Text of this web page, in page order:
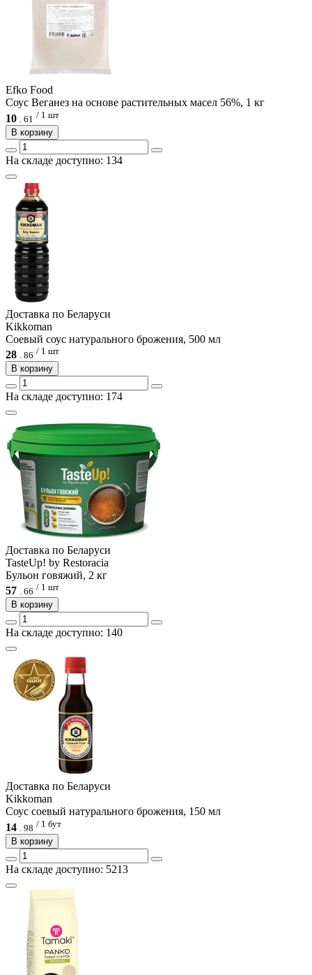
Efko Food
Соус Веганез на основе растительных масел 56%, 1 кг
10
61 / 1 шт
В корзину
На складе доступно: 134
Доcтавка по Беларуси
Kikkoman
Соевый соус натурального брожения, 500 мл
28 . 86 / 1 шт
В корзину
На складе доступно: 174
Доcтавка по Беларуси
TasteUp! by Restoracia
Бульон говяжий, 2 кг
57 . 66 / 1 шт
В корзину
На складе доступно: 140
Доcтавка по Беларуси
Kikkoman
Соус соевый натурального брожения, 150 мл
14
98 / 1 бут
В корзину
На складе доступно: 5213